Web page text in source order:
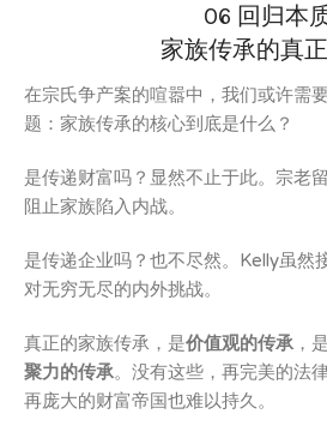
06 回归本
家族传承的真
在宗氏争产案的喧嚣中，我们或许需
题：家族传承的核心到底是什么？
是传递财富吗？显然不止于此。宗老
阻止家族陷入内战。
是传递企业吗？也不尽然。Kelly虽然
对无穷无尽的内外挑战。
真正的家族传承，是价值观的传承 ，是
聚力的传承。没有这些，再完美的法
再庞大的财富帝国也难以持久。